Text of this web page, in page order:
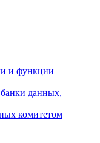
и функции
данных,
комитетом